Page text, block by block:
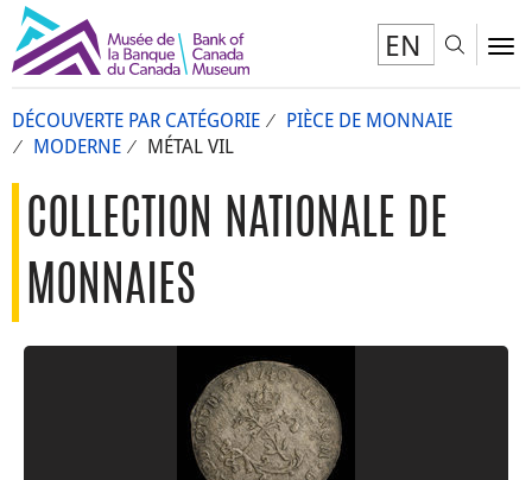
EN
DÉCOUVERTE PAR CATÉGORIE
PIÈCE DE MONNAIE
MODERNE
MÉTAL VIL
COLLECTION NATIONALE DE
MONNAIES